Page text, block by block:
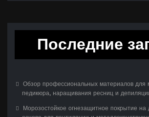
Последние
Обзор профессиональных материалов для
педикюра, наращивания ресниц и
Морозостойкое огнезащитное покрытие на